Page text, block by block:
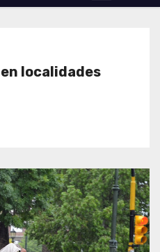
localidades